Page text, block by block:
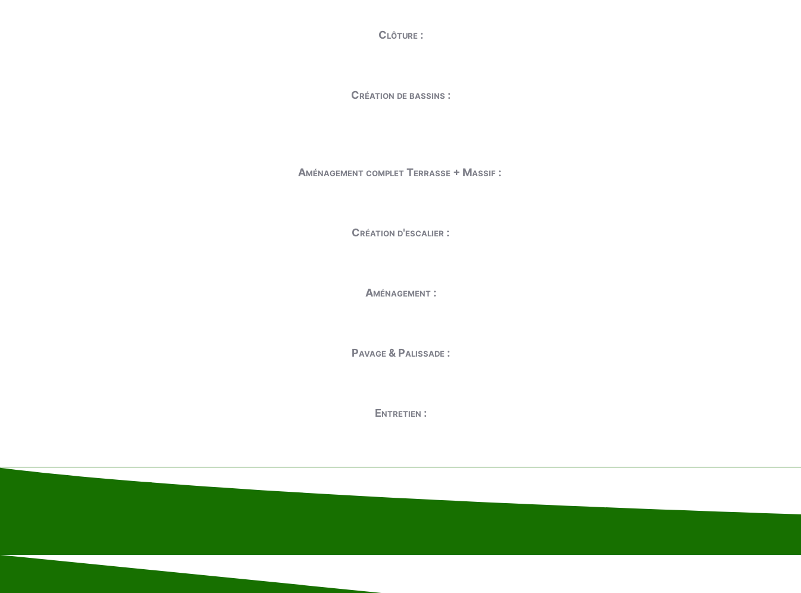
Clôture :
Création de bassins :
Aménagement complet Terrasse + Massif :
Création d'escalier :
Aménagement :
Pavage & Palissade :
Entretien :